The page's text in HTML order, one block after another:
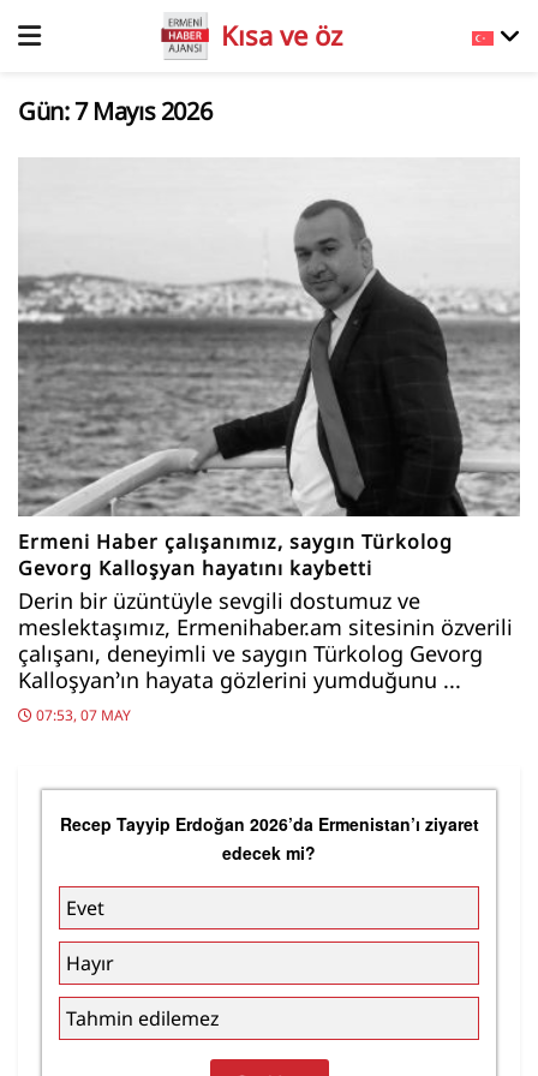
Kısa ve öz
Gün:7 Mayıs 2026
Ermeni Haber çalışanımız, saygın Türkolog
Gevorg Kalloşyan hayatını kaybetti
Derin bir üzüntüyle sevgili dostumuz ve
meslektaşımız, Ermenihaber.am sitesinin özverili
çalışanı, deneyimli ve saygın Türkolog Gevorg
Kalloşyan’ın hayata gözlerini yumduğunu ...
07:53, 07 MAY
Recep Tayyip Erdoğan 2026’da Ermenistan’ı ziyaret
edecek mi?
Evet
Hayır
Tahmin edilemez